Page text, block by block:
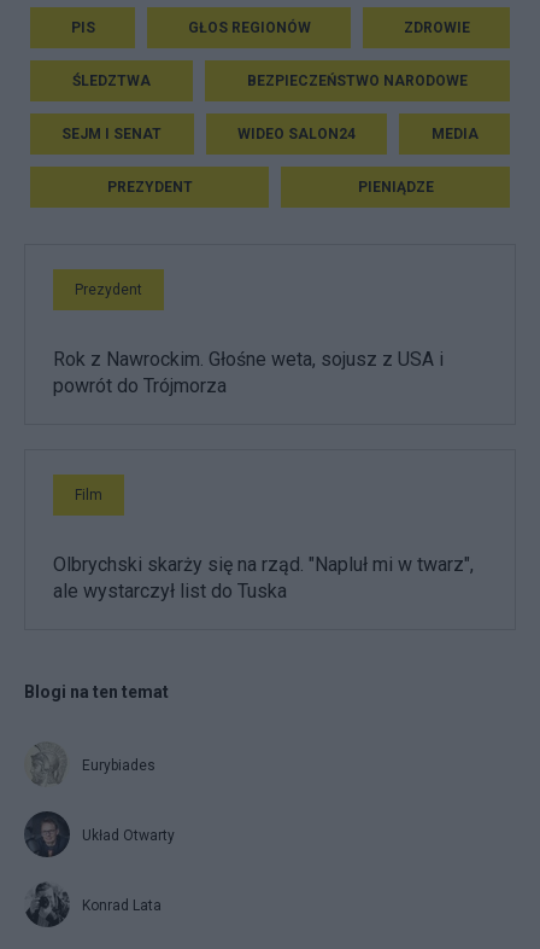
PIS GŁOS REGIONÓW ZDROWIE
ŚLEDZTWA BEZPIECZEŃSTWO NARODOWE
SEJM I SENAT WIDEO SALON24 MEDIA
PREZYDENT PIENIĄDZE
Prezydent
Rok z Nawrockim. Głośne weta, sojusz z USA i
powrót do Trójmorza
Film
Olbrychski skarży się na rząd. "Napluł mi w twarz",
ale wystarczył list do Tuska
Blogi na ten temat
Eurybiades
Układ Otwarty
Konrad Lata